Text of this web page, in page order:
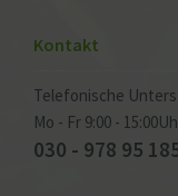
Kontakt
Telefonische
Mo - Fr 9:00 -
030 - 978 95